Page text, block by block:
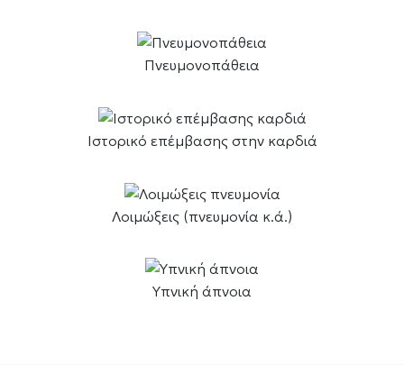
Πνευμονοπάθεια
Ιστορικό επέμβασης στην καρδιά
Λοιμώξεις (πνευμονία κ.ά.)
Υπνική άπνοια